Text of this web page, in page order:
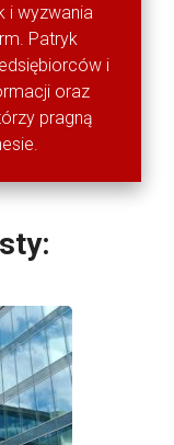
i wyzwania
Patryk
i
oraz
pragną